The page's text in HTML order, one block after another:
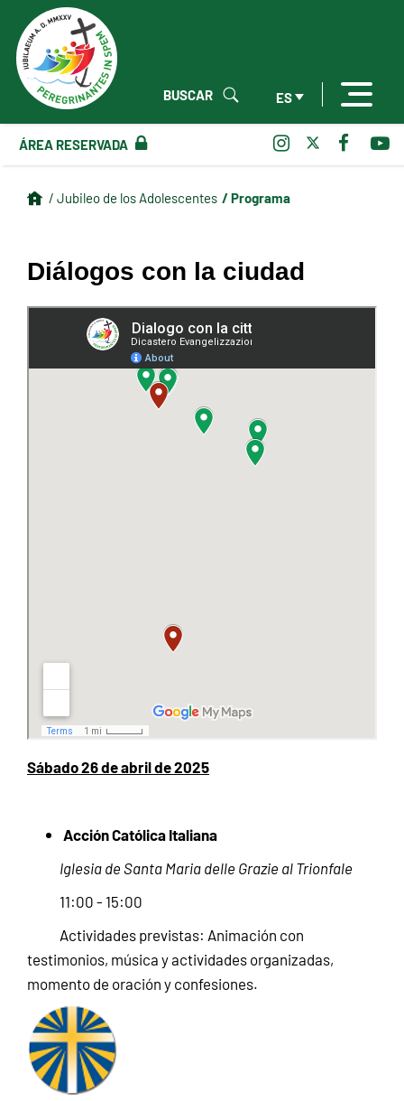
ES
BUSCAR
ÁREA RESERVADA
/ Jubileo de los Adolescentes / Programa
Diálogos con la ciudad
Sábado 26 de abril de 2025
Acción Católica Italiana
Iglesia de Santa Maria delle Grazie al Trionfale
11:00 - 15:00
Actividades previstas: Animación con
testimonios, música y actividades organizadas,
momento de oración y confesiones.